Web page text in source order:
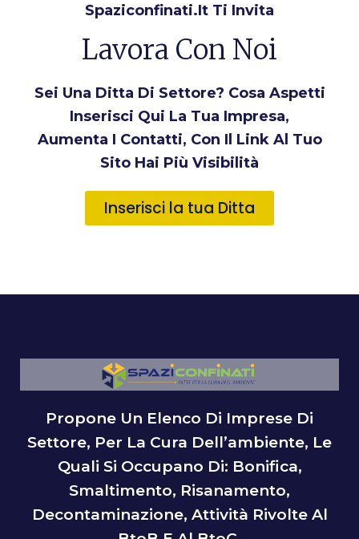
Spaziconfinati.it Ti Invita
Lavora Con Noi
Sei Una Ditta Di Settore? Cosa Aspetti
Inserisci Qui La Tua Impresa,
Aumenta I Contatti, Con Il Link Al Tuo
Sito Hai Più Visibilità
Inserisci la tua Ditta
Propone Un Elenco Di Imprese Di
Settore, Per La Cura Dell’ambiente, Le
Quali Si Occupano Di: Bonifica,
Smaltimento, Risanamento,
Decontaminazione, Attività Rivolte Al